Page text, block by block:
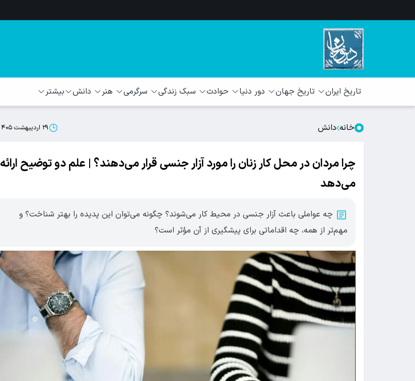
تاریخ ایران تاریخ جهان دور دنیا حوادث سبک زندگی سرگرمی هنر دانش بیشتر
خانه دانش ۲۹ اردیبهشت ۱۴۰۵ ۱۵:۱۹
چرا مردان در محل کار زنان را مورد آزار جنسی قرار می‌دهند؟ | علم دو توضیح ارائه
می‌دهد
چه عواملی باعث آزار جنسی در محیط کار می‌شوند؟ چگونه می‌توان این پدیده را بهتر شناخت؟ و
مهم‌تر از همه، چه اقداماتی برای پیشگیری از آن مؤثر است؟